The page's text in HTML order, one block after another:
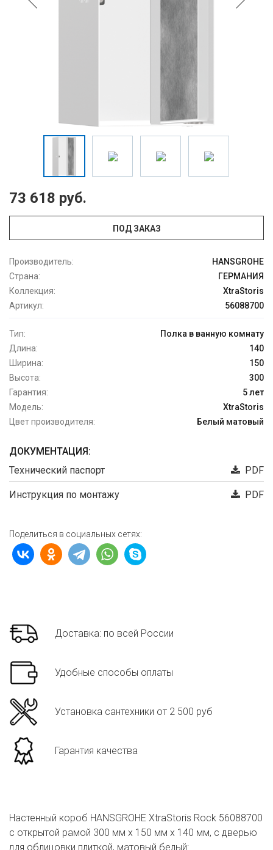
73 618 руб.
ПОД ЗАКАЗ
Производитель:
HANSGROHE
Страна:
ГЕРМАНИЯ
Коллекция:
XtraStoris
Артикул:
56088700
Тип:
Полка в ванную комнату
Длина:
140
Ширина:
150
Высота:
300
Гарантия:
5 лет
Модель:
XtraStoris
Цвет производителя:
Белый матовый
ДОКУМЕНТАЦИЯ:
Технический паспорт
PDF
Инструкция по монтажу PDF
Поделиться в социальных сетях:
Доставка: по всей России
Удобные способы оплаты
Установка сантехники от 2 500 руб
Гарантия качества
Настенный короб HANSGROHE XtraStoris Rock 56088700
с открытой рамой 300 мм х 150 мм х 140 мм, с дверью
для облицовки плиткой, матовый белый: